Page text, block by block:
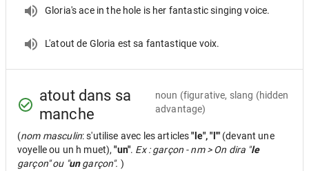
Gloria's ace in the hole is her fantastic singing voice.
L'atout de Gloria est sa fantastique voix.
atout dans sa
manche
noun (figurative, slang (hidden
advantage)
(nom masculin: s'utilise avec les articles"le", "l'" (devant une
voyelle ou un h muet),"un". Ex : garçon - nm > On dira "le
garçon" ou "ungarçon". )